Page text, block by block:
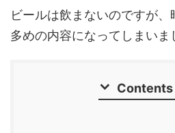
ビールは飲まないのですが
多めの内容になってしまいま
Contents